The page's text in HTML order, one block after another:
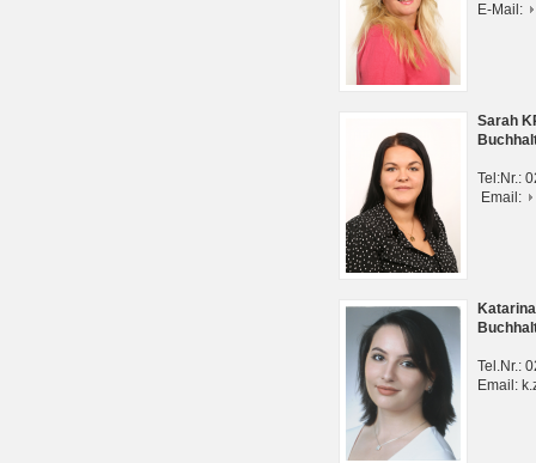
E-Mail:
Sarah
Tel:Nr.:
Email:
Tel.Nr.:
Email: